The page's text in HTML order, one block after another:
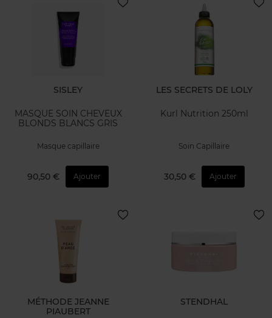
SISLEY
MASQUE SOIN CHEVEUX
BLONDS BLANCS GRIS
Masque capillaire
90,50 € Ajouter
LES SECRETS DE LOLY
Kurl Nutrition 250ml
Soin Capillaire
30,50 € Ajouter
MÉTHODE JEANNE
PIAUBERT
STENDHAL